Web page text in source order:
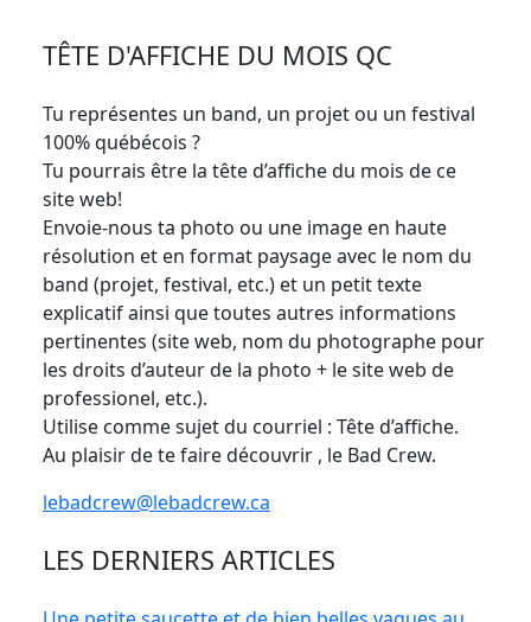
TÊTE D'AFFICHE DU MOIS QC
Tu représentes un band, un projet ou un festival
100% québécois ?
Tu pourrais être la tête d’affiche du mois de ce
site web!
Envoie-nous ta photo ou une image en haute
résolution et en format paysage avec le nom du
band (projet, festival, etc.) et un petit texte
explicatif ainsi que toutes autres informations
pertinentes (site web, nom du photographe pour
les droits d’auteur de la photo + le site web de
professionel, etc.).
Utilise comme sujet du courriel : Tête d’affiche.
Au plaisir de te faire découvrir , le Bad Crew.
lebadcrew@lebadcrew.ca
LES DERNIERS ARTICLES